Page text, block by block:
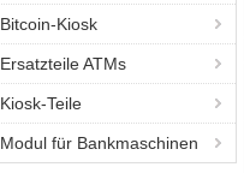
Bitcoin-Kiosk
Ersatzteile ATMs
Kiosk-Teile
Modul für Bankmaschinen